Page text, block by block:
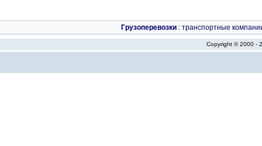
Грузоперевозки : транспортные
Copyright © 2000 -